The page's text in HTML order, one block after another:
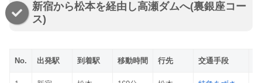
新宿から松本を経由し高瀬ダムへ(裏銀座コー
ス)
No. 出発駅 到着駅 移動時間 行先 交通手段